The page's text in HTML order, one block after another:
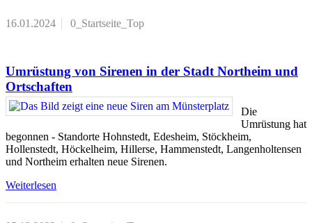
16.01.2024 0_Startseite_Top
Umrüstung von Sirenen in der Stadt Northeim und
Ortschaften
Die
Umrüstung hat
begonnen - Standorte Hohnstedt, Edesheim, Stöckheim,
Hollenstedt, Höckelheim, Hillerse, Hammenstedt, Langenholtensen
und Northeim erhalten neue Sirenen.
Weiterlesen